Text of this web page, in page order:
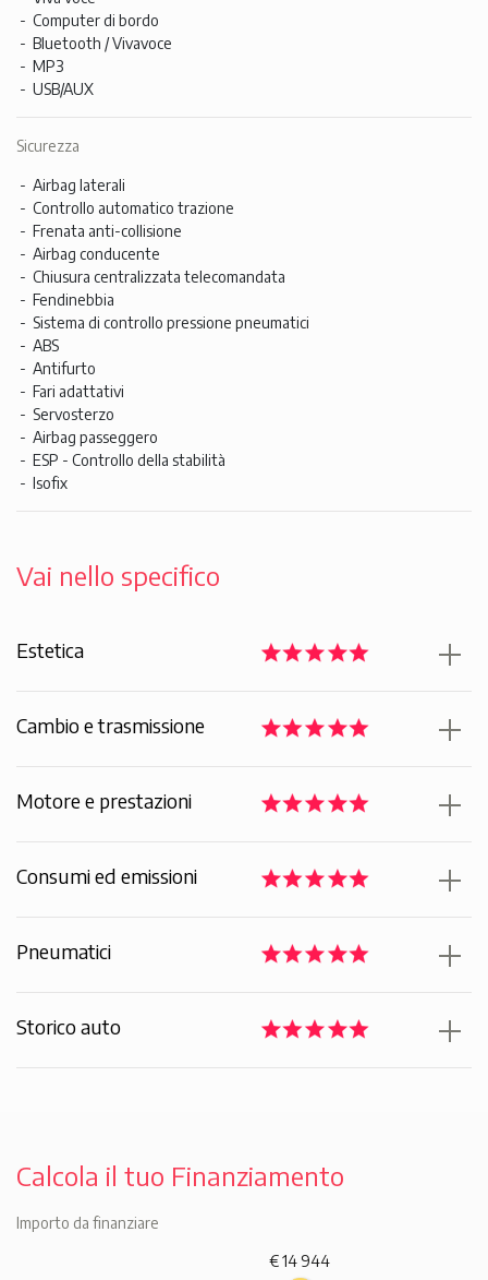
Computer di bordo
Bluetooth / Vivavoce
MP3
USB/AUX
Sicurezza
Airbag laterali
Controllo automatico trazione
Frenata anti-collisione
Airbag conducente
Chiusura centralizzata telecomandata
Fendinebbia
Sistema di controllo pressione pneumatici
ABS
Antifurto
Fari adattativi
Servosterzo
Airbag passeggero
ESP - Controllo della stabilità
Isofix
Vai nello specifico
Estetica
Cambio e trasmissione
Motore e prestazioni
Consumi ed emissioni
Pneumatici
Storico auto
Calcola il tuo Finanziamento
Importo da finanziare
€ 14 944